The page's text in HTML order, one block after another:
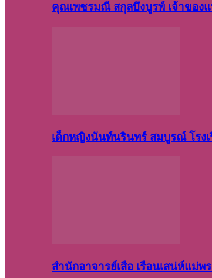
คุณเพชรมณี สกุลบึงบูรพ์ เจ้าของ
เด็กหญิงนันท์นรินทร์ สมบูรณ์ โรง
สำนักอาจารย์เสือ เรือนเสน่ห์แม่